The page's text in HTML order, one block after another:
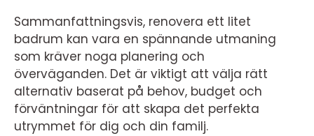
Sammanfattningsvis, renovera ett litet
badrum kan vara en spännande utmaning
som kräver noga planering och
överväganden. Det är viktigt att välja rätt
alternativ baserat på behov, budget och
förväntningar för att skapa det perfekta
utrymmet för dig och din familj.